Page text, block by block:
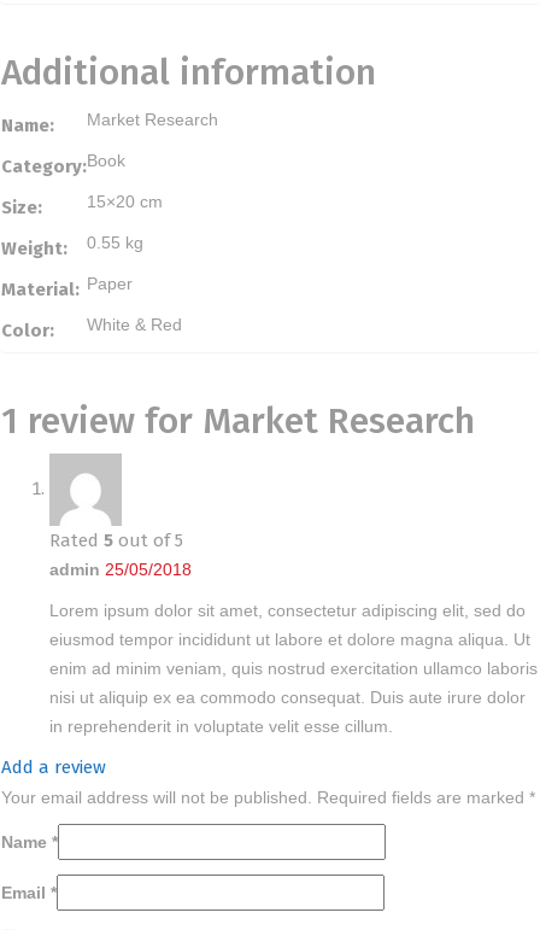
Additional information
Name: Market Research
Category:Book
Size: 15×20 cm
Weight: 0.55 kg
Material: Paper
Color: White & Red
1 review for Market Research
Rated 5 out of 5
admin 25/05/2018
Lorem ipsum dolor sit amet, consectetur adipiscing elit, sed do
eiusmod tempor incididunt ut labore et dolore magna aliqua. Ut
enim ad minim veniam, quis nostrud exercitation ullamco laboris
nisi ut aliquip ex ea commodo consequat. Duis aute irure dolor
in reprehenderit in voluptate velit esse cillum.
Add a review
Your email address will not be published. Required fields are marked *
Name *
Email *